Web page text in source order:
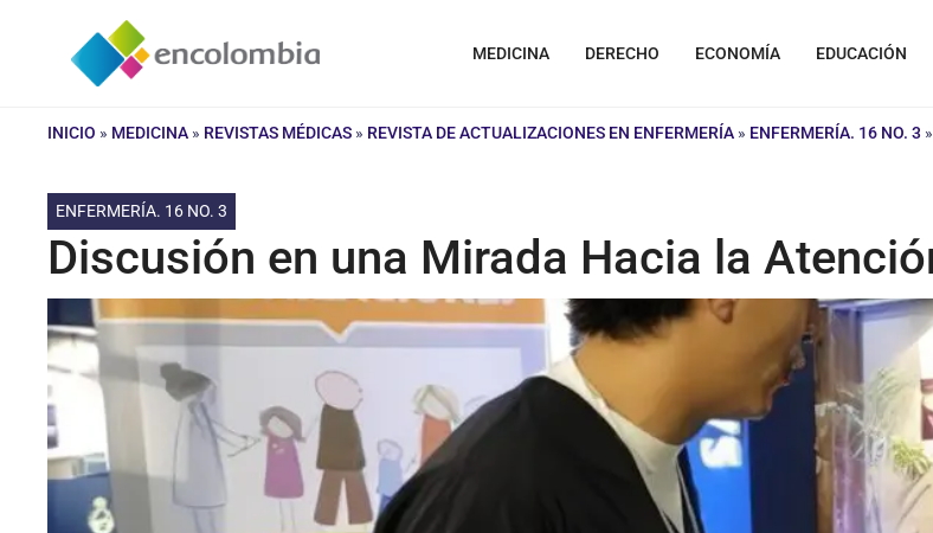
contenido
MEDICINA DERECHO ECONOMÍA EDUCACIÓN
INICIO » MEDICINA » REVISTAS MÉDICAS » REVISTA DE ACTUALIZACIONES EN ENFERMERÍA » ENFERMERÍA. 16 NO. 3 »
ENFERMERÍA. 16 NO. 3
Discusión en una Mirada Hacia la